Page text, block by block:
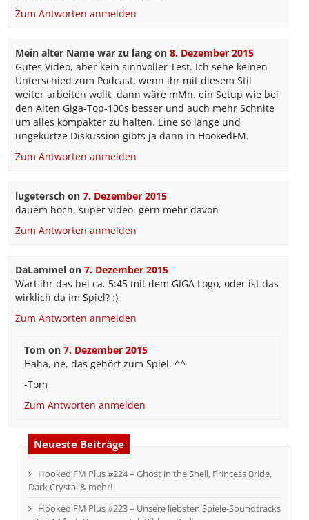
Zum Antworten anmelden
Mein alter Name war zu langon 8. Dezember 2015
Gutes Video, aber kein sinnvoller Test. Ich sehe keinen
Unterschied zum Podcast, wenn ihr mit diesem Stil
weiter arbeiten wollt, dann wäre mMn. ein Setup wie bei
den Alten Giga-Top-100s besser und auch mehr Schnite
um alles kompakter zu halten. Eine so lange und
ungekürtze Diskussion gibts ja dann in HookedFM.
Zum Antworten anmelden
lugeterschon 7. Dezember 2015
dauem hoch, super video, gern mehr davon
Zum Antworten anmelden
DaLammelon 7. Dezember 2015
Wart ihr das bei ca. 5:45 mit dem GIGA Logo, oder ist das
wirklich da im Spiel? :)
Zum Antworten anmelden
Tom on7. Dezember 2015
Haha, ne, das gehört zum Spiel. ^^
-Tom
Zum Antworten anmelden
Neueste Beiträge
Hooked FM Plus #224 – Ghost in the Shell, Princess Bride,
Dark Crystal & mehr!
Hooked FM Plus #223 – Unsere liebsten Spiele-Soundtracks